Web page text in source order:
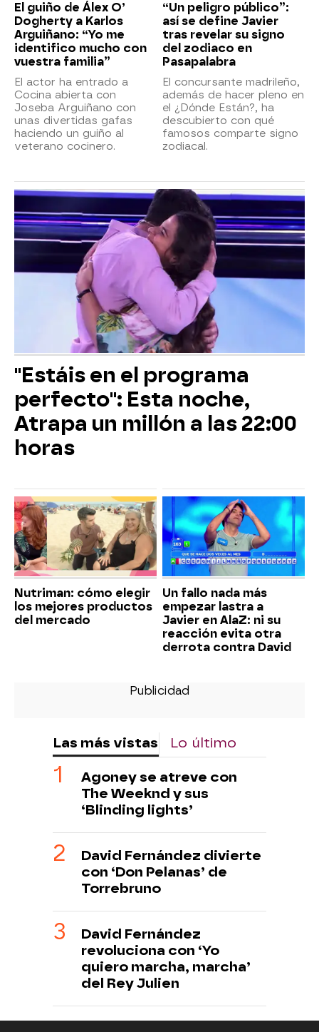
El guiño de Álex O’
Dogherty a Karlos
Arguiñano: “Yo me
identifico mucho con
vuestra familia”
El actor ha entrado a
Cocina abierta con
Joseba Arguiñano con
unas divertidas gafas
haciendo un guiño al
veterano cocinero.
“Un peligro público”:
así se define Javier
tras revelar su signo
del zodiaco en
Pasapalabra
El concursante madrileño,
además de hacer pleno en
el ¿Dónde Están?, ha
descubierto con qué
famosos comparte signo
zodiacal.
"Estáis en el programa
perfecto": Esta noche,
Atrapa un millón a las 22:00
horas
Nutriman: cómo elegir
los mejores productos
del mercado
Un fallo nada más
empezar lastra a
Javier en AlaZ: ni su
reacción evita otra
derrota contra David
Las más vistas Lo último
Agoney se atreve con
The Weeknd y sus
‘Blinding lights’
David Fernández divierte
con ‘Don Pelanas’ de
Torrebruno
David Fernández
revoluciona con ‘Yo
quiero marcha, marcha’
del Rey Julien